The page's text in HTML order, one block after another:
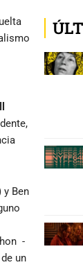
y Ben
-
un